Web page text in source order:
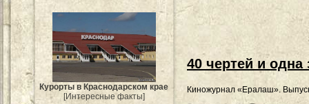
Курорты в Краснодарском крае
[Интересные факты]
40 чертей и одна
Киножурнал «Ералаш».